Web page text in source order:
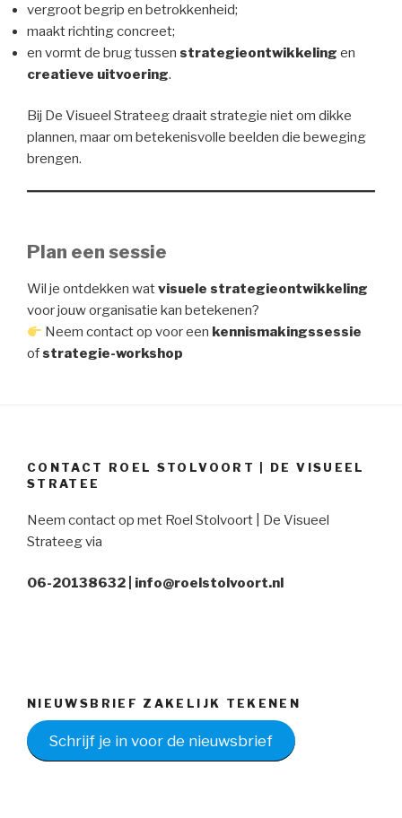
vergroot begrip en betrokkenheid;
maakt richting concreet;
en vormt de brug tussen strategieontwikkeling en
creatieve uitvoering.
Bij De Visueel Strateeg draait strategie niet om dikke
plannen, maar om betekenisvolle beelden die beweging
brengen.
Plan een sessie
Wil je ontdekken watvisuele strategieontwikkeling
voor jouw organisatie kan betekenen?
Neem contact op voor een kennismakingssessie
ofstrategie-workshop
CONTACT ROEL STOLVOORT | DE VISUEEL
STRATEE
Neem contact op met Roel Stolvoort | De Visueel
Strateeg via
06-20138632 | info@roelstolvoort.nl
NIEUWSBRIEF ZAKELIJK TEKENEN
Schrijf je in voor de nieuwsbrief